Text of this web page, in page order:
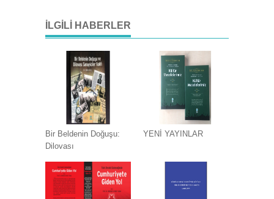
İLGILI HABERLER
Bir Beldenin Doğuşu:
Dilovası
YENİ YAYINLAR